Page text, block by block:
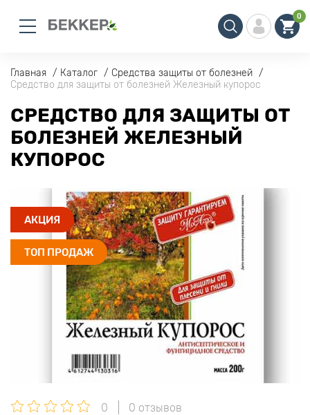
0
Главная Каталог
Средства защиты от болезней
Средство для защиты от болезней Железный купорос
СРЕДСТВО ДЛЯ ЗАЩИТЫ ОТ
БОЛЕЗНЕЙ ЖЕЛЕЗНЫЙ
КУПОРОС
АКЦИЯ
ТОП ПРОДАЖ
0 0 отзывов